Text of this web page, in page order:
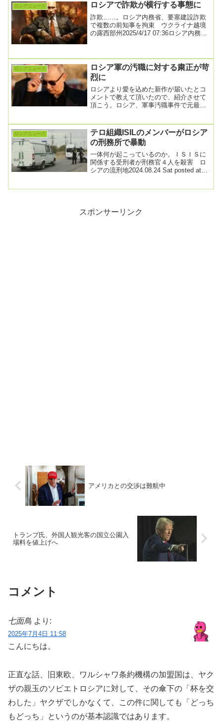
ロシアニュース ロシアで詐欺が横行する事態に
詐欺……。ロシア内務省、要塞建設詐欺
で複数の前知事を拘束 ウクライナ越境
の露西部州2025/4/17 07:36ロシア内務省
ロシアニュース
ロシア軍の汚職に対する粛正が苛
烈に
ロシアより愛を込めた新作が届いたとコ
メントで教えて頂いたので、紹介させて
頂こう。ロシア、軍事汚職事件で元最高
ロシアニュース
テロ組織ISILのメンバーがロシア
の刑務所で暴動
一体何が起こっているのか。ＩＳＩＳに
関係する受刑者が刑務官４人を殺害 ロ
シアの流刑地2024.08.24 Sat posted at
スポンサーリンク
アメリカとの交渉は難航中
トランプ氏、外国人観光客の国立公園入
場料を値上げへ
コメント
七面鳥 より:
2025年7月4日 11:58
こんにちは。
正直な話、旧東欧、ワルシャワ条約機構の加盟国は、ヤク
ザの親玉のソビエトロシアに対して、その傘下の「杯を交
わした」ヤクザでしかなくて、この件に関しても「どっち
もどっち」というのが基本認識ではあります。